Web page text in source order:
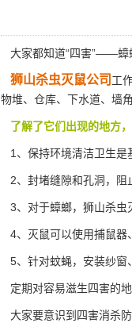
大家都知道“四害”——蟑
狮山杀虫灭鼠公司 工
物堆、仓库、下水道、墙
了解了它们出现的地方
1、保持环境清洁卫生是
2、封堵缝隙和孔洞，阻
3、对于蟑螂，狮山杀虫
4、灭鼠可以使用捕鼠器
5、针对蚊蝇，安装纱窗
定期对容易滋生四害的
大家要意识到四害消杀